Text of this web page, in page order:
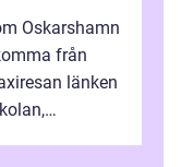
Oskarshamn
från
länken